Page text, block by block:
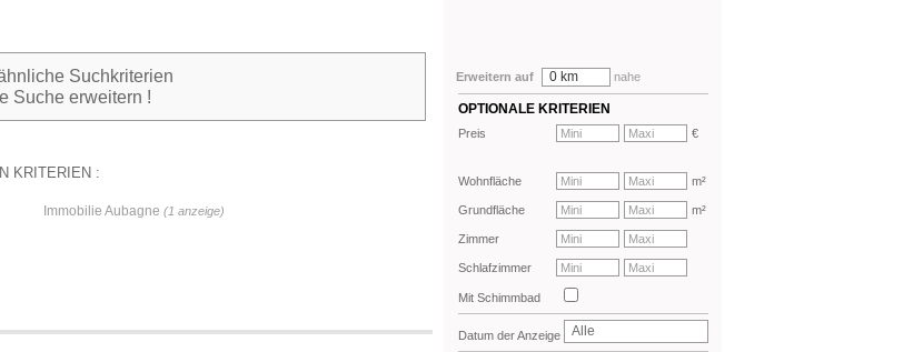
Suchkriterien
Suche erweitern !
KRITERIEN :
Immobilie Aubagne (1 anzeige)
Erweitern auf 0 km nahe
OPTIONALE KRITERIEN
Preis €
Wohnfläche m²
Grundfläche m²
Zimmer
Schlafzimmer
Mit Schimmbad
Datum der Anzeige Alle